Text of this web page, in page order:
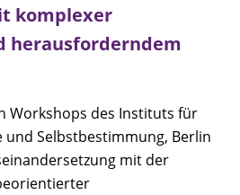
komplexer
herausforderndem
Workshops des Instituts für
und Selbstbestimmung, Berlin
mit der